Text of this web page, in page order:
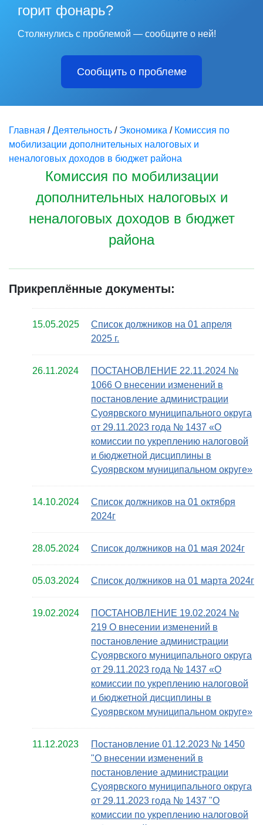
горит фонарь?
Столкнулись с проблемой — сообщите о ней!
Сообщить о проблеме
Главная /Деятельность / Экономика / Комиссия по
мобилизации дополнительных налоговых и
неналоговых доходов в бюджет района
Комиссия по мобилизации
дополнительных налоговых и
неналоговых доходов в бюджет
района
Прикреплённые документы:
15.05.2025
Список должников на 01 апреля
2025 г.
26.11.2024
ПОСТАНОВЛЕНИЕ 22.11.2024 №
1066 О внесении изменений в
постановление администрации
Суоярвского муниципального округа
от 29.11.2023 года № 1437 «О
комиссии по укреплению налоговой
и бюджетной дисциплины в
Суоярвском муниципальном округе»
14.10.2024
Список должников на 01 октября
2024г
28.05.2024 Список должников на 01 мая 2024г
05.03.2024 Список должников на 01 марта 2024г
19.02.2024
ПОСТАНОВЛЕНИЕ 19.02.2024 №
219 О внесении изменений в
постановление администрации
Суоярвского муниципального округа
от 29.11.2023 года № 1437 «О
комиссии по укреплению налоговой
и бюджетной дисциплины в
Суоярвском муниципальном округе»
11.12.2023
Постановление 01.12.2023 № 1450
"О внесении изменений в
постановление администрации
Суоярвского муниципального округа
от 29.11.2023 года № 1437 "О
комиссии по укреплению налоговой